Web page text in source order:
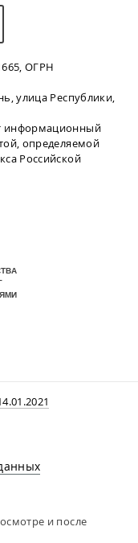
ОГРН
улица Республики,
информационный
определяемой
Российской
и после